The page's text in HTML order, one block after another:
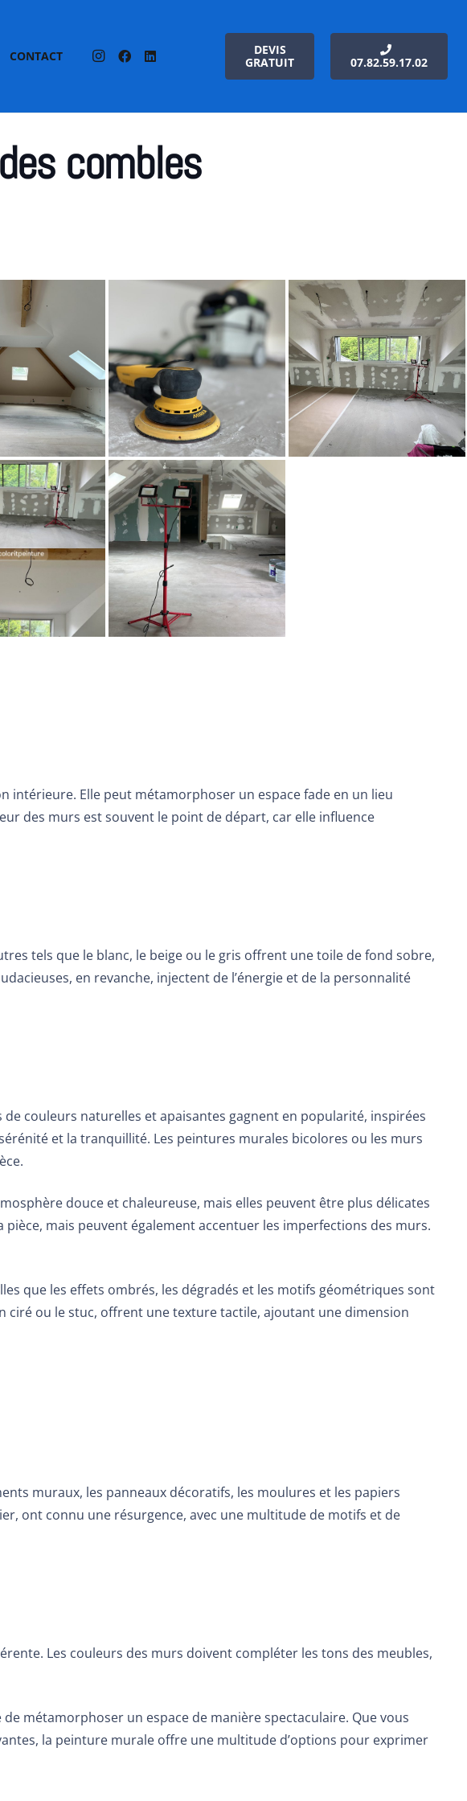
CONTACT
DEVIS
GRATUIT
07.82.59.17.02
combles
intérieure. Elle peut métamorphoser un espace fade en un lieu
des murs est souvent le point de départ, car elle influence
tels que le blanc, le beige ou le gris offrent une toile de fond sobre,
en revanche, injectent de l’énergie et de la personnalité
couleurs naturelles et apaisantes gagnent en popularité, inspirées
et la tranquillité. Les peintures murales bicolores ou les murs
douce et chaleureuse, mais elles peuvent être plus délicates
mais peuvent également accentuer les imperfections des murs.
que les effets ombrés, les dégradés et les motifs géométriques sont
ciré ou le stuc, offrent une texture tactile, ajoutant une dimension
muraux, les panneaux décoratifs, les moulures et les papiers
ont connu une résurgence, avec une multitude de motifs et de
Les couleurs des murs doivent compléter les tons des meubles,
métamorphoser un espace de manière spectaculaire. Que vous
la peinture murale offre une multitude d’options pour exprimer